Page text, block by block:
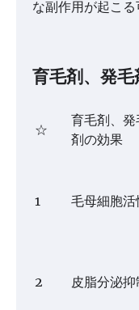
な副作用が起こ
育毛剤、発
☆
育毛剤、発
剤の効果
1 毛母細胞活
2 皮脂分泌抑